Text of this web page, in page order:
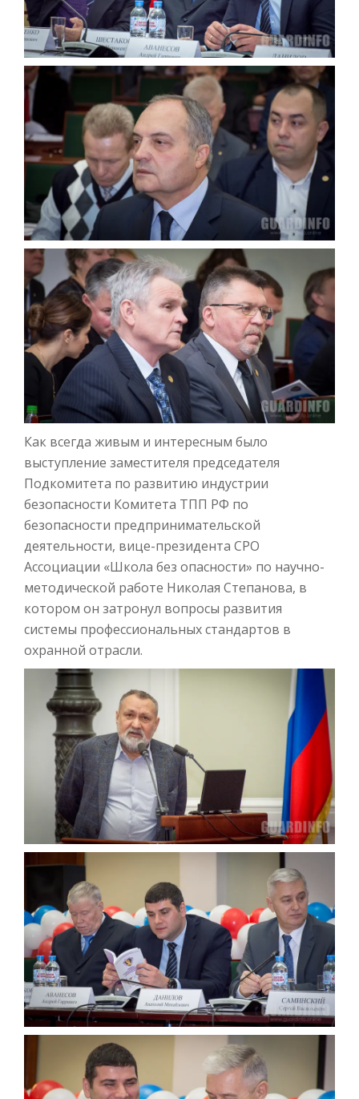
Как всегда живым и интересным было
выступление заместителя председателя
Подкомитета по развитию индустрии
безопасности Комитета ТПП РФ по
безопасности предпринимательской
деятельности, вице-президента СРО
Ассоциации «Школа без опасности» по научно-
методической работе Николая Степанова, в
котором он затронул вопросы развития
системы профессиональных стандартов в
охранной отрасли.